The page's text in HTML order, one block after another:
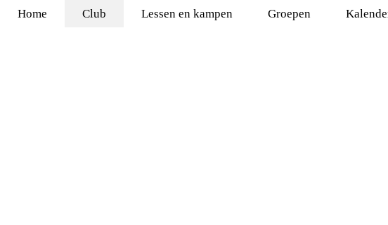
Home Club Lessen en kampen Groepen